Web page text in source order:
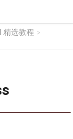
精选教程 >